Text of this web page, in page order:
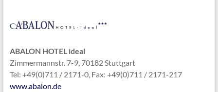
ABALON HOTEL ideal
Zimmermannstr. 7-9, 70182 Stuttgart
Tel: +49(0)711 / 2171-0, Fax: +49(0)711 / 2171-217
www.abalon.de